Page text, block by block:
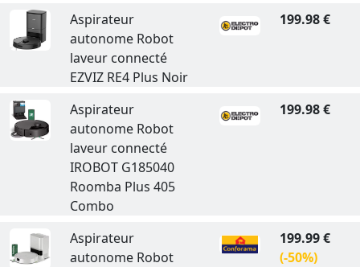
Aspirateur
autonome Robot
laveur connecté
EZVIZ RE4 Plus Noir
199.98 €
Aspirateur
autonome Robot
laveur connecté
IROBOT G185040
Roomba Plus 405
Combo
199.98 €
Aspirateur
autonome Robot
199.99 €
(-50%)